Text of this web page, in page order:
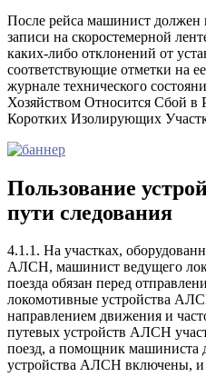
После рейса машинист должен
записи на скоростемерной
каких-либо отклонений от
соответствующие отметки на
журнале технического
Хозяйством Относится Сбой в
Коротких Изолирующих
Пользование
пути следования
4.1.1. На участках,
АЛСН, машинист ведущего
поезда обязан перед
локомотивные устройства
направлением движения и
путевых устройств АЛСН
поезд, а помощник машиниста
устройства АЛСН включены, и